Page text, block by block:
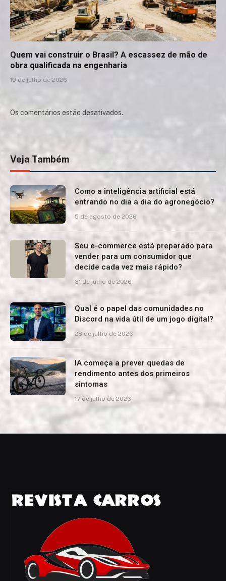
Quem vai construir o Brasil? A escassez de mão de
obra qualificada na engenharia
10 de julho de 2026
Os comentários estão desativados.
Veja Também
Como a inteligência artificial está
entrando no dia a dia do agronegócio?
5 de agosto de 2026
Seu e-commerce está preparado para
vender para um consumidor que
decide cada vez mais rápido?
31 de julho de 2026
Qual é o papel das comunidades no
Discord na vida útil de um jogo digital?
28 de julho de 2026
IA começa a prever quedas de
rendimento antes dos primeiros
sintomas
17 de julho de 2026